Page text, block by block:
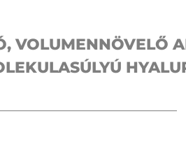
VOLUMENNÖVELŐ